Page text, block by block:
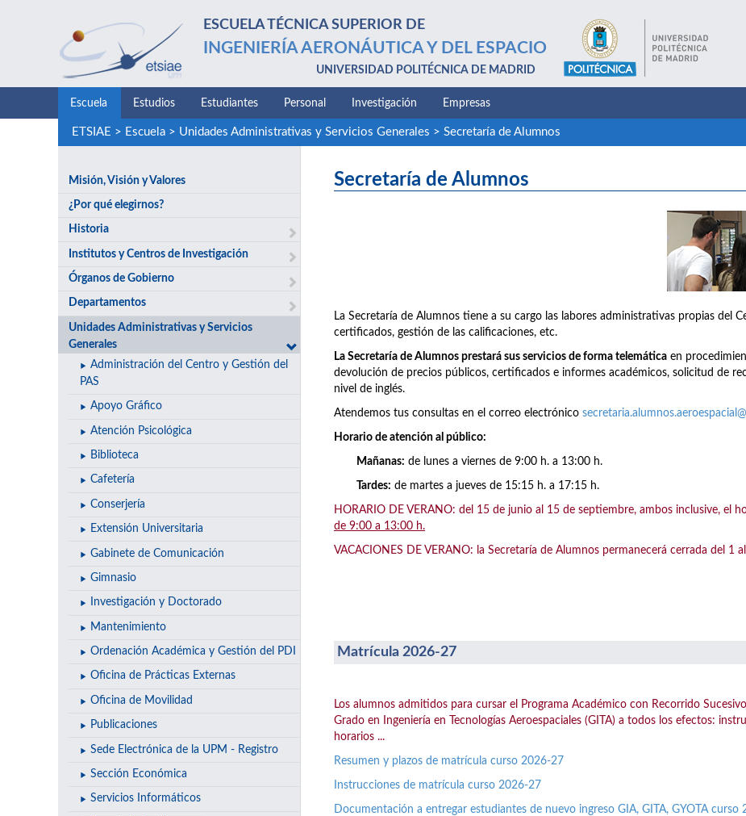
ESCUELA TÉCNICA SUPERIOR DE
INGENIERÍA AERONÁUTICA Y DEL ESPACIO
UNIVERSIDAD POLITÉCNICA DE MADRID
Escuela Estudios Estudiantes Personal Investigación Empresas
ETSIAE > Escuela> Unidades Administrativas y Servicios Generales > Secretaría de Alumnos
Misión, Visión y Valores
¿Por qué elegirnos?
Historia
Institutos y Centros de Investigación
Órganos de Gobierno
Departamentos
Unidades Administrativas y Servicios
Generales
Administración del Centro y Gestión del
PAS
Apoyo Gráfico
Atención Psicológica
Biblioteca
Cafetería
Conserjería
Extensión Universitaria
Gabinete de Comunicación
Gimnasio
Investigación y Doctorado
Mantenimiento
Ordenación Académica y Gestión del PDI
Oficina de Prácticas Externas
Oficina de Movilidad
Publicaciones
Sede Electrónica de la UPM - Registro
Sección Económica
Servicios Informáticos
Secretaría de Alumnos
La Secretaría de Alumnos tiene a su cargo las labores administrativas propias del
certificados, gestión de las calificaciones, etc.
La Secretaría de Alumnos prestará sus servicios de forma telemática en
devolución de precios públicos, certificados e informes académicos, solicitud de
nivel de inglés.
Atendemos tus consultas en el correo electrónico
Horario de atención al público:
Mañanas: de lunes a viernes de 9:00 h. a 13:00 h.
Tardes: de martes a jueves de 15:15 h. a 17:15 h.
HORARIO DE VERANO: del 15 de junio al 15 de septiembre, ambos inclusive, el
de 9:00 a 13:00 h.
VACACIONES DE VERANO: la Secretaría de Alumnos permanecerá cerrada del 1
Matrícula 2026-27
Los alumnos admitidos para cursar el Programa Académico con Recorrido
Grado en Ingeniería en Tecnologías Aeroespaciales (GITA) a todos los efectos:
horarios ...
Resumen y plazos de matrícula curso 2026-27
Instrucciones de matrícula curso 2026-27
Documentación a entregar estudiantes de nuevo ingreso GIA, GITA, GYOTA curso